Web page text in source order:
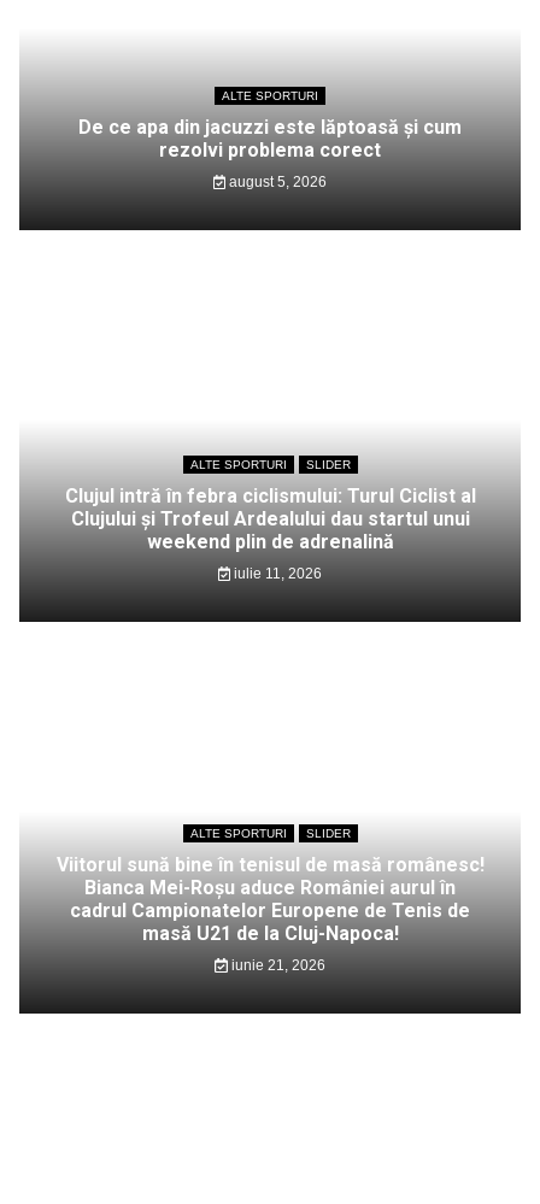
ALTE SPORTURI
De ce apa din jacuzzi este lăptoasă și cum
rezolvi problema corect
august 5, 2026
ALTE SPORTURI SLIDER
Clujul intră în febra ciclismului: Turul Ciclist al
Clujului și Trofeul Ardealului dau startul unui
weekend plin de adrenalină
iulie 11, 2026
ALTE SPORTURI SLIDER
Viitorul sună bine în tenisul de masă românesc!
Bianca Mei-Roșu aduce României aurul în
cadrul Campionatelor Europene de Tenis de
masă U21 de la Cluj-Napoca!
iunie 21, 2026